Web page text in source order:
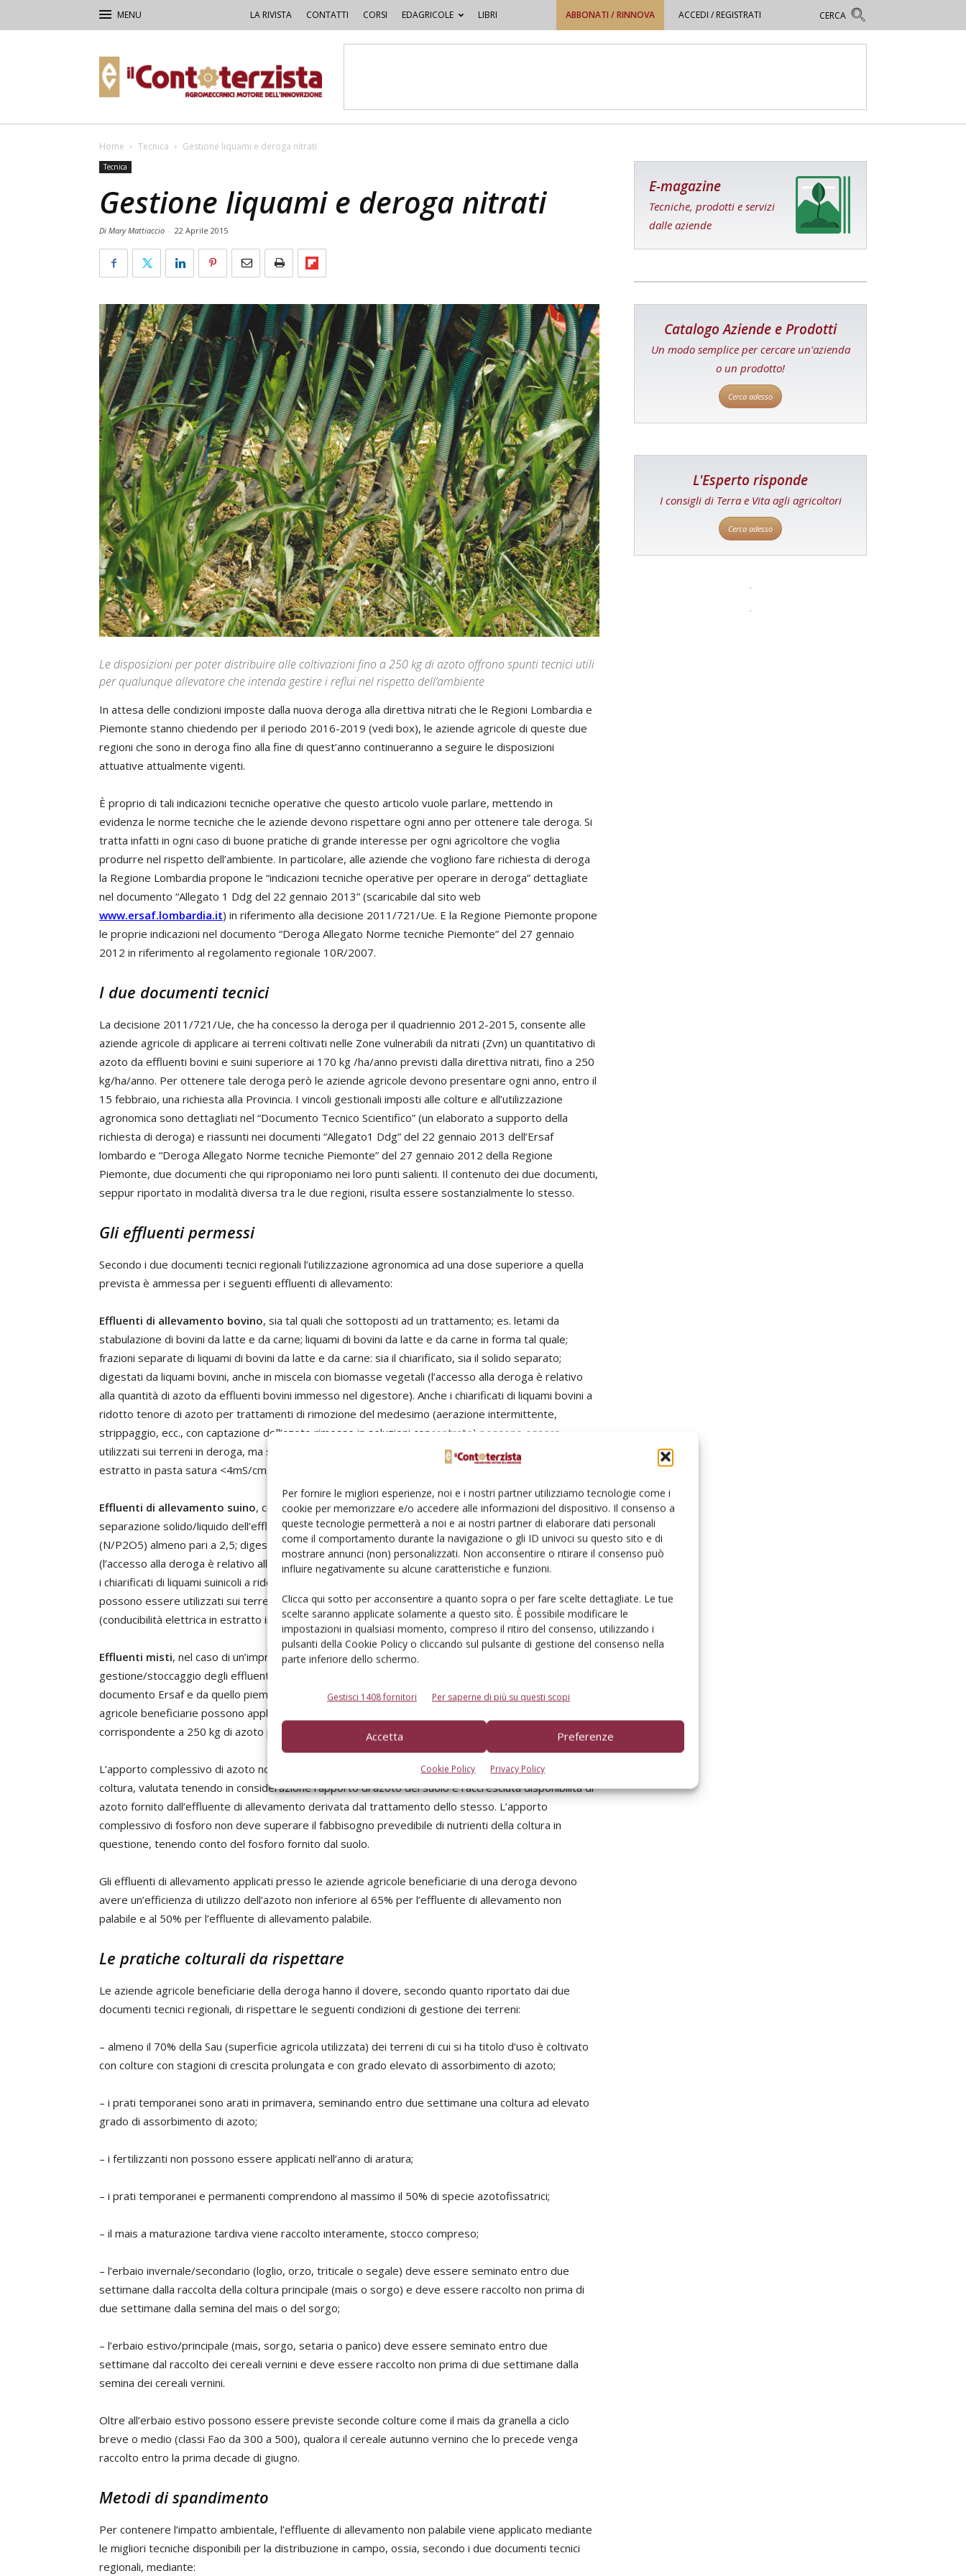
Per fornire le migliori esperienze, noi e i nostri partner utilizziamo tecnologie come i
cookie per memorizzare e/o accedere alle informazioni del dispositivo. Il consenso a
queste tecnologie permetterà a noi e ai nostri partner di elaborare dati personali
come il comportamento durante la navigazione o gli ID univoci su questo sito e di
mostrare annunci (non) personalizzati. Non acconsentire o ritirare il consenso può
influire negativamente su alcune caratteristiche e funzioni.
Clicca qui sotto per acconsentire a quanto sopra o per fare scelte dettagliate. Le tue
scelte saranno applicate solamente a questo sito. È possibile modificare le
impostazioni in qualsiasi momento, compreso il ritiro del consenso, utilizzando i
pulsanti della Cookie Policy o cliccando sul pulsante di gestione del consenso nella
parte inferiore dello schermo.
Gestisci 1408 fornitori Per saperne di più su questi scopi
Accetta Preferenze
Cookie Policy Privacy Policy
LA RIVISTA CONTATTI CORSI EDAGRICOLE LIBRI ABBONATI / RINNOVA ACCEDI / REGISTRATI
Contoterzista
Home Tecnica Gestione liquami e deroga nitrati
Tecnica
Gestione liquami e deroga nitrati
Di Mary Mattiaccio - 22 Aprile 2015
Le disposizioni per poter distribuire alle coltivazioni fino a 250 kg di azoto offrono spunti tecnici utili
per qualunque allevatore che intenda gestire i reflui nel rispetto dell’ambiente
In attesa delle condizioni imposte dalla nuova deroga alla direttiva nitrati che le Regioni Lombardia e
Piemonte stanno chiedendo per il periodo 2016-2019 (vedi box), le aziende agricole di queste due
regioni che sono in deroga fino alla fine di quest’anno continueranno a seguire le disposizioni
attuative attualmente vigenti.
È proprio di tali indicazioni tecniche operative che questo articolo vuole parlare, mettendo in
evidenza le norme tecniche che le aziende devono rispettare ogni anno per ottenere tale deroga. Si
tratta infatti in ogni caso di buone pratiche di grande interesse per ogni agricoltore che voglia
produrre nel rispetto dell’ambiente. In particolare, alle aziende che vogliono fare richiesta di deroga
la Regione Lombardia propone le “indicazioni tecniche operative per operare in deroga” dettagliate
nel documento “Allegato 1 Ddg del 22 gennaio 2013” (scaricabile dal sito web
www.ersaf.lombardia.it) in riferimento alla decisione 2011/721/Ue. E la Regione Piemonte propone
le proprie indicazioni nel documento “Deroga Allegato Norme tecniche Piemonte” del 27 gennaio
2012 in riferimento al regolamento regionale 10R/2007.
I due documenti tecnici
La decisione 2011/721/Ue, che ha concesso la deroga per il quadriennio 2012-2015, consente alle
aziende agricole di applicare ai terreni coltivati nelle Zone vulnerabili da nitrati (Zvn) un quantitativo di
azoto da effluenti bovini e suini superiore ai 170 kg /ha/anno previsti dalla direttiva nitrati, fino a 250
kg/ha/anno. Per ottenere tale deroga però le aziende agricole devono presentare ogni anno, entro il
15 febbraio, una richiesta alla Provincia. I vincoli gestionali imposti alle colture e all’utilizzazione
agronomica sono dettagliati nel “Documento Tecnico Scientifico” (un elaborato a supporto della
richiesta di deroga) e riassunti nei documenti “Allegato1 Ddg” del 22 gennaio 2013 dell’Ersaf
lombardo e “Deroga Allegato Norme tecniche Piemonte” del 27 gennaio 2012 della Regione
Piemonte, due documenti che qui riproponiamo nei loro punti salienti. Il contenuto dei due documenti,
seppur riportato in modalità diversa tra le due regioni, risulta essere sostanzialmente lo stesso.
Gli effluenti permessi
Secondo i due documenti tecnici regionali l’utilizzazione agronomica ad una dose superiore a quella
prevista è ammessa per i seguenti effluenti di allevamento:
Effluenti di allevamento bovino, sia tal quali che sottoposti ad un trattamento; es. letami da
stabulazione di bovini da latte e da carne; liquami di bovini da latte e da carne in forma tal quale;
frazioni separate di liquami di bovini da latte e da carne: sia il chiarificato, sia il solido separato;
digestati da liquami bovini, anche in miscela con biomasse vegetali (l’accesso alla deroga è relativo
alla quantità di azoto da effluenti bovini immesso nel digestore). Anche i chiarificati di liquami bovini a
ridotto tenore di azoto per trattamenti di rimozione del medesimo (aerazione intermittente,
strippaggio, ecc., con captazione dell’azoto rimosso in soluzioni concentrate) possono essere
utilizzati sui terreni in deroga, ma solo su suoli non salini o a bassa salinità (conducibilità elettrica in
estratto in pasta satura <4mS/cm).
Effluenti di allevamento suino, con riferimento alla sola frazione liquida ottenuta dal trattamento di
separazione solido/liquido dell’effluente, purché tale frazione liquida abbia un rapporto azoto/fosfato
(N/P2O5) almeno pari a 2,5; digestati da liquami suinicoli, anche in miscela con biomasse vegetali
(l’accesso alla deroga è relativo alla quantità di azoto da effluenti suini immesso nel digestore). Anche
i chiarificati di liquami suinicoli a ridotto tenore di azoto per trattamenti di rimozione del medesimo
possono essere utilizzati sui terreni in deroga, ma solo su suoli non salini o a bassa salinità
(conducibilità elettrica in estratto in pasta satura <4mS/cm).
Effluenti misti, nel caso di un’impresa agricola con allevamenti sia di suini che di bovini e con
gestione/stoccaggio degli effluenti comune, ovverosia “mista”. Ancora secondo quanto riportato dal
documento Ersaf e da quello piemontese, il quantitativo di effluente di allevamento che le aziende
agricole beneficiarie possono applicare in deroga non deve superare un quantitativo medio annuo
corrispondente a 250 kg di azoto per ettaro.
L’apporto complessivo di azoto non deve superare la domanda di nutrienti prevedibile per ciascuna
coltura, valutata tenendo in considerazione l’apporto di azoto del suolo e l’accresciuta disponibilità di
azoto fornito dall’effluente di allevamento derivata dal trattamento dello stesso. L’apporto
complessivo di fosforo non deve superare il fabbisogno prevedibile di nutrienti della coltura in
questione, tenendo conto del fosforo fornito dal suolo.
Gli effluenti di allevamento applicati presso le aziende agricole beneficiarie di una deroga devono
avere un’efficienza di utilizzo dell’azoto non inferiore al 65% per l’effluente di allevamento non
palabile e al 50% per l’effluente di allevamento palabile.
Le pratiche colturali da rispettare
Le aziende agricole beneficiarie della deroga hanno il dovere, secondo quanto riportato dai due
documenti tecnici regionali, di rispettare le seguenti condizioni di gestione dei terreni:
– almeno il 70% della Sau (superficie agricola utilizzata) dei terreni di cui si ha titolo d’uso è coltivato
con colture con stagioni di crescita prolungata e con grado elevato di assorbimento di azoto;
– i prati temporanei sono arati in primavera, seminando entro due settimane una coltura ad elevato
grado di assorbimento di azoto;
– i fertilizzanti non possono essere applicati nell’anno di aratura;
– i prati temporanei e permanenti comprendono al massimo il 50% di specie azotofissatrici;
– il mais a maturazione tardiva viene raccolto interamente, stocco compreso;
– l’erbaio invernale/secondario (loglio, orzo, triticale o segale) deve essere seminato entro due
settimane dalla raccolta della coltura principale (mais o sorgo) e deve essere raccolto non prima di
due settimane dalla semina del mais o del sorgo;
– l’erbaio estivo/principale (mais, sorgo, setaria o panìco) deve essere seminato entro due
settimane dal raccolto dei cereali vernini e deve essere raccolto non prima di due settimane dalla
semina dei cereali vernini.
Oltre all’erbaio estivo possono essere previste seconde colture come il mais da granella a ciclo
breve o medio (classi Fao da 300 a 500), qualora il cereale autunno vernino che lo precede venga
raccolto entro la prima decade di giugno.
Metodi di spandimento
Per contenere l’impatto ambientale, l’effluente di allevamento non palabile viene applicato mediante
le migliori tecniche disponibili per la distribuzione in campo, ossia, secondo i due documenti tecnici
regionali, mediante:
E-magazine
Tecniche, prodotti e servizi
dalle aziende
Catalogo Aziende e Prodotti
Un modo semplice per cercare un'azienda
o un prodotto!
Cerca adesso
L'Esperto risponde
I consigli di Terra e Vita agli agricoltori
Cerca adesso